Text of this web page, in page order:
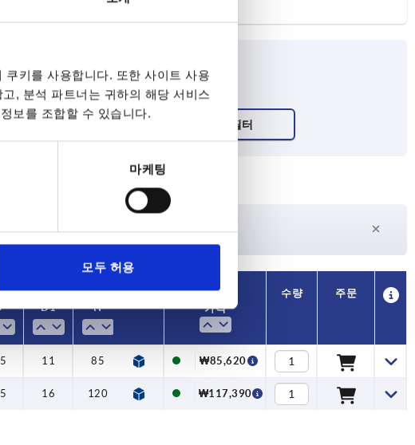
키를 사용합니다. 또한 사이트 사용
, 분석 파트너는 귀하의 해당 서비스
보를 조합할 수 있습니다.
마케팅
모두 허용
D1 H L L1 M1
CAD
가용성
가격
수량 주문
11 85 136 51 13 12 M6
₩85,620
16 120 173 59,5 17,5 20 M10
₩117,390
D1 H L L1 M1
CAD
가용성
가격
수량 주문
11 85 136 51 13 12 M6
₩85,620
16 120 173 59,5 17,5 20 M10
₩117,390